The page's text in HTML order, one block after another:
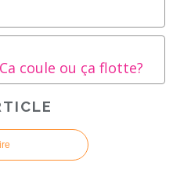
coule ou ça flotte?